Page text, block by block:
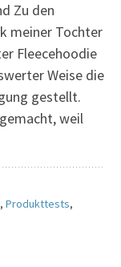
Zu den
meiner Tochter
Fleecehoodie
Weise die
gestellt.
weil
, Produkttests,